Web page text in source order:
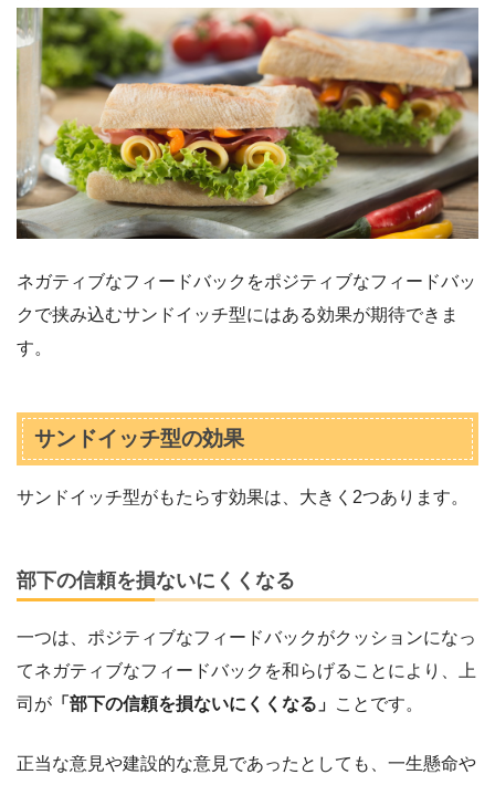
ネガティブなフィードバックをポジティブなフィードバッ
クで挟み込むサンドイッチ型にはある効果が期待できま
す。
サンドイッチ型の効果
サンドイッチ型がもたらす効果は、大きく2つあります。
部下の信頼を損ないにくくなる
一つは、ポジティブなフィードバックがクッションになっ
てネガティブなフィードバックを和らげることにより、上
司が 「部下の信頼を損ないにくくなる」 ことです。
正当な意見や建設的な意見であったとしても、一生懸命や